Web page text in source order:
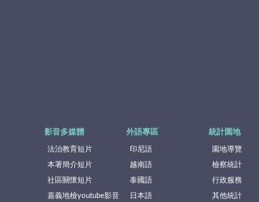
影音多媒體
法治教育短片
本署簡介短片
社區關懷短片
嘉義地檢youtube影音
外語專區
印尼語
越南語
泰國語
日本語
統計園地
園地導覽
檢察統計
行政服務
其他統計